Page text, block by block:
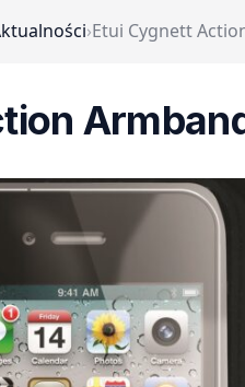
›Etui Cygnett